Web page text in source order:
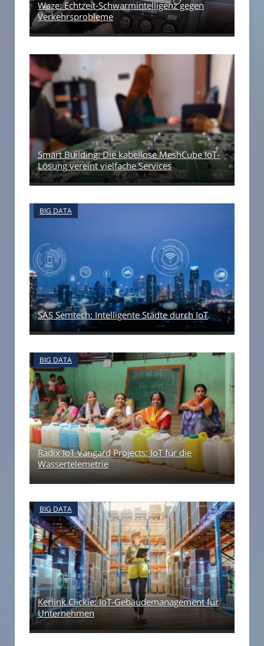
Waze: Echtzeit-Schwarmintelligenz gegen
Verkehrsprobleme
Smart Building: Die kabellose MeshCube IoT-
Lösung vereint vielfache Services
BIG DATA
SAS Semtech: Intelligente Städte durch IoT
BIG DATA
Radix IoT Vangard Projects: IoT für die
Wassertelemetrie
BIG DATA
Kerlink Clickie: IoT-Gebäudemanagement für
Unternehmen